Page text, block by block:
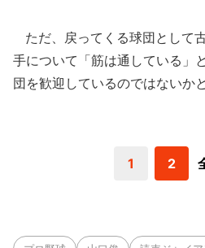
ただ、戻ってくる球団として
手について「筋は通している」
団を歓迎しているのではないか
1 2